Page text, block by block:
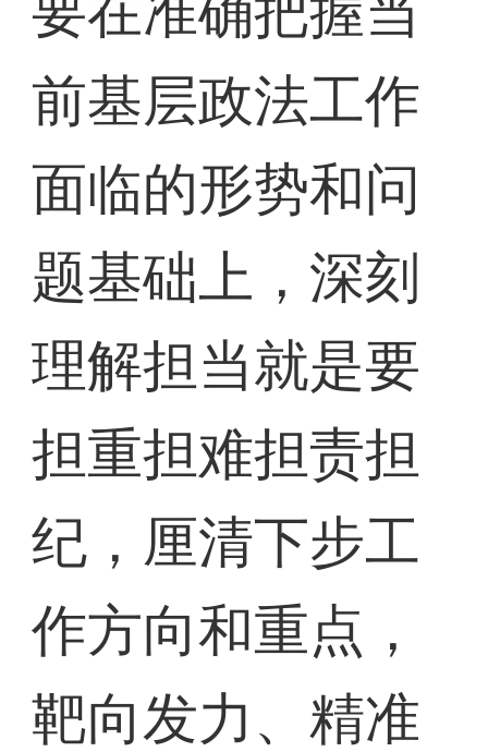
要在准确把握当
前基层政法工作
面临的形势和问
题基础上，深刻
理解担当就是要
担重担难担责担
纪，厘清下步工
作方向和重点，
靶向发力、精准